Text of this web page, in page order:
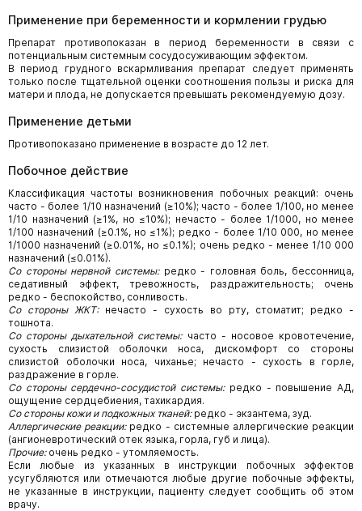
Применение при беременности и кормлении грудью
Препарат противопоказан в период беременности в связи с
потенциальным системным сосудосуживающим эффектом.
В период грудного вскармливания препарат следует применять
только после тщательной оценки соотношения пользы и риска для
матери и плода, не допускается превышать рекомендуемую дозу.
Применение детьми
Противопоказано применение в возрасте до 12 лет.
Побочное действие
Классификация частоты возникновения побочных реакций: очень
часто - более 1/10 назначений (≥10%); часто - более 1/100, но менее
1/10 назначений (≥1%, но ≤10%); нечасто - более 1/1000, но менее
1/100 назначений (≥0.1%, но ≤1%); редко - более 1/10 000, но менее
1/1000 назначений (≥0.01%, но ≤0.1%); очень редко - менее 1/10 000
назначений (≤0.01%).
Со стороны нервной системы:редко - головная боль, бессонница,
седативный эффект, тревожность, раздражительность; очень
редко - беспокойство, сонливость.
Со стороны ЖКТ:нечасто - сухость во рту, стоматит; редко -
тошнота.
Со стороны дыхательной системы:часто - носовое кровотечение,
сухость слизистой оболочки носа, дискомфорт со стороны
слизистой оболочки носа, чиханье; нечасто - сухость в горле,
раздражение в горле.
Со стороны сердечно-сосудистой системы:редко - повышение АД,
ощущение сердцебиения, тахикардия.
Со стороны кожи и подкожных тканей:редко - экзантема, зуд.
Аллергические реакции:редко - системные аллергические реакции
(ангионевротический отек языка, горла, губ и лица).
Прочие:очень редко - утомляемость.
Если любые из указанных в инструкции побочных эффектов
усугубляются или отмечаются любые другие побочные эффекты,
не указанные в инструкции, пациенту следует сообщить об этом
врачу.